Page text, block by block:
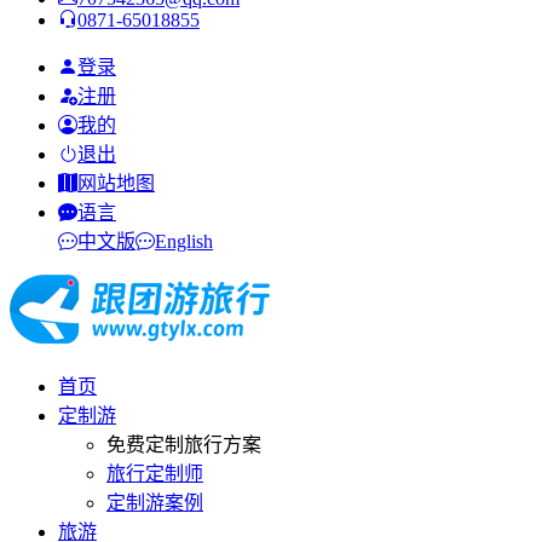
0871-65018855
登录
注册
我的
退出
网站地图
语言
中文版
English
首页
定制游
免费定制旅行方案
旅行定制师
定制游案例
旅游